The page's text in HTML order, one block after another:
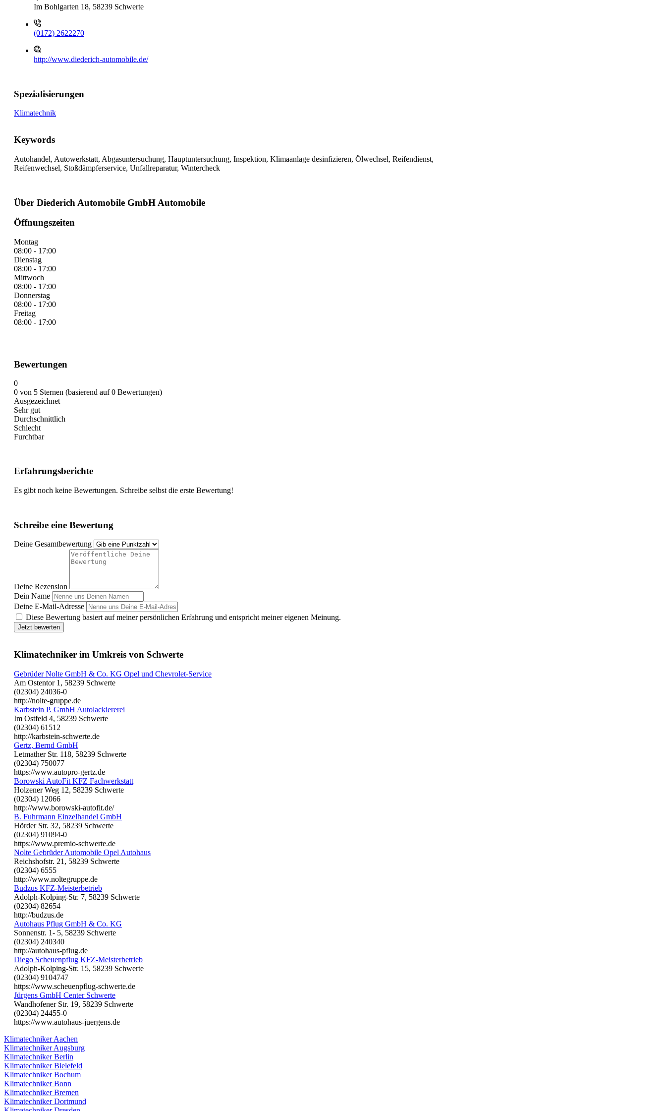
Im Bohlgarten 18, 58239 Schwerte
(0172) 2622270
http://www.diederich-automobile.de/
Spezialisierungen
Klimatechnik
Keywords
Autohandel, Autowerkstatt, Abgasuntersuchung, Hauptuntersuchung, Inspektion, Klimaanlage desinfizieren, Ölwechsel, Reifendienst,
Reifenwechsel, Stoßdämpferservice, Unfallreparatur, Wintercheck
Über Diederich Automobile GmbH Automobile
Öffnungszeiten
Montag
08:00 - 17:00
Dienstag
08:00 - 17:00
Mittwoch
08:00 - 17:00
Donnerstag
08:00 - 17:00
Freitag
08:00 - 17:00
Bewertungen
0
0 von 5 Sternen (basierend auf 0 Bewertungen)
Ausgezeichnet
Sehr gut
Durchschnittlich
Schlecht
Furchtbar
Erfahrungsberichte
Es gibt noch keine Bewertungen. Schreibe selbst die erste Bewertung!
Schreibe eine Bewertung
Deine Gesamtbewertung
Deine Rezension
Dein Name
Deine E-Mail-Adresse
Diese Bewertung basiert auf meiner persönlichen Erfahrung und entspricht meiner eigenen Meinung.
Jetzt bewerten
Klimatechniker im Umkreis von Schwerte
Gebrüder Nolte GmbH & Co. KG Opel und Chevrolet-Service
Am Ostentor 1, 58239 Schwerte
(02304) 24036-0
http://nolte-gruppe.de
Karbstein P. GmbH Autolackiererei
Im Ostfeld 4, 58239 Schwerte
(02304) 61512
http://karbstein-schwerte.de
Gertz, Bernd GmbH
Letmather Str. 118, 58239 Schwerte
(02304) 750077
https://www.autopro-gertz.de
Borowski AutoFit KFZ Fachwerkstatt
Holzener Weg 12, 58239 Schwerte
(02304) 12066
http://www.borowski-autofit.de/
B. Fuhrmann Einzelhandel GmbH
Hörder Str. 32, 58239 Schwerte
(02304) 91094-0
https://www.premio-schwerte.de
Nolte Gebrüder Automobile Opel Autohaus
Reichshofstr. 21, 58239 Schwerte
(02304) 6555
http://www.noltegruppe.de
Budzus KFZ-Meisterbetrieb
Adolph-Kolping-Str. 7, 58239 Schwerte
(02304) 82654
http://budzus.de
Autohaus Pflug GmbH & Co. KG
Sonnenstr. 1- 5, 58239 Schwerte
(02304) 240340
http://autohaus-pflug.de
Diego Scheuenpflug KFZ-Meisterbetrieb
Adolph-Kolping-Str. 15, 58239 Schwerte
(02304) 9104747
https://www.scheuenpflug-schwerte.de
Jürgens GmbH Center Schwerte
Wandhofener Str. 19, 58239 Schwerte
(02304) 24455-0
https://www.autohaus-juergens.de
Klimatechniker Aachen
Klimatechniker Augsburg
Klimatechniker Berlin
Klimatechniker Bielefeld
Klimatechniker Bochum
Klimatechniker Bonn
Klimatechniker Bremen
Klimatechniker Dortmund